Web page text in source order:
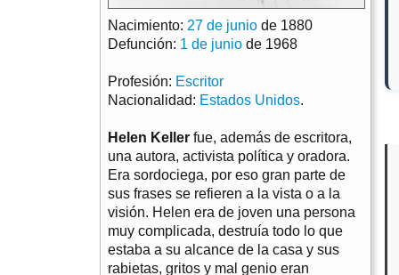
Nacimiento: 27 de junio de 1880
Defunción: 1 de junio de 1968
Profesión: Escritor
Nacionalidad: Estados Unidos.
Helen Keller fue, además de escritora,
una autora, activista política y oradora.
Era sordociega, por eso gran parte de
sus frases se refieren a la vista o a la
visión. Helen era de joven una persona
muy complicada, destruía todo lo que
estaba a su alcance de la casa y sus
rabietas, gritos y mal genio eran